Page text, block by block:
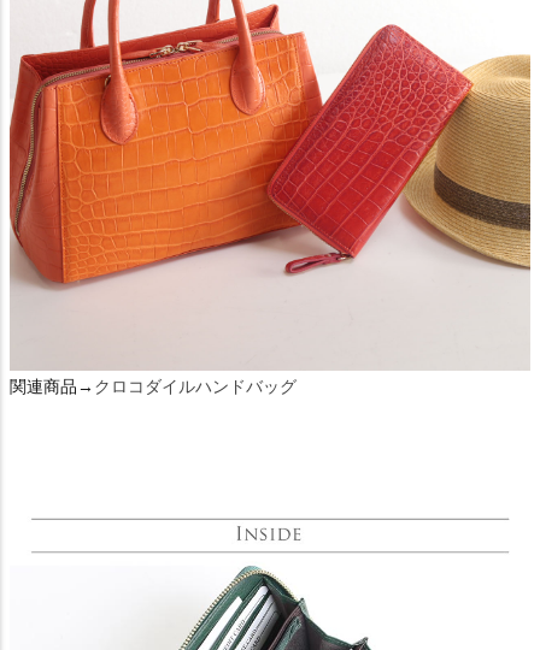
関連商品→ クロコダイルハンドバッグ